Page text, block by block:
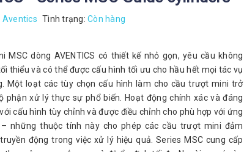
Aventics Tình trạng:Còn hàng
MSC dòng AVENTICS có thiết kế nhỏ gọn, yêu cầu không
thiểu và có thể được cấu hình tối ưu cho hầu hết mọi tác vụ
Một loạt các tùy chọn cấu hình làm cho cầu trượt mini trở
phận xử lý thực sự phổ biến. Hoạt động chính xác và đáng
cấu hình tùy chỉnh và được điều chỉnh cho phù hợp với ứng
những thuộc tính này cho phép các cầu trượt mini đảm
động trong việc xử lý hiệu quả. Series MSC cung cấp